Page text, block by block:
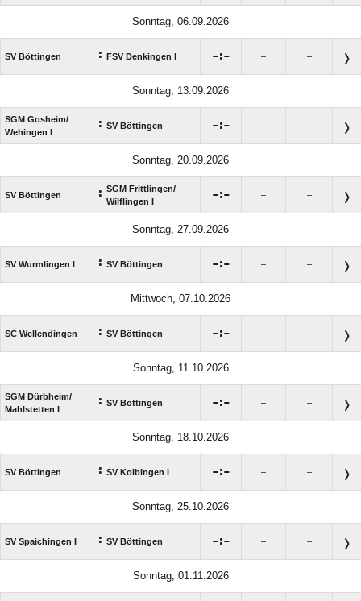
Sonntag, 06.09.2026
SV Böttingen : FSV Denkingen I : – –
Sonntag, 13.09.2026
SGM Gosheim/​
Wehingen I
: SV Böttingen : – –
Sonntag, 20.09.2026
SV Böttingen : SGM Frittlingen/​
Wilflingen I
: – –
Sonntag, 27.09.2026
SV Wurmlingen I : SV Böttingen : – –
Mittwoch, 07.10.2026
SC Wellendingen : SV Böttingen : – –
Sonntag, 11.10.2026
SGM Dürbheim/​
Mahlstetten I
: SV Böttingen : – –
Sonntag, 18.10.2026
SV Böttingen : SV Kolbingen I : – –
Sonntag, 25.10.2026
SV Spaichingen I : SV Böttingen : – –
Sonntag, 01.11.2026